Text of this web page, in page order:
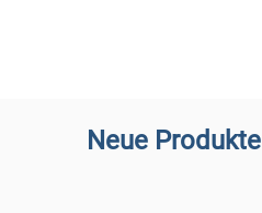
Neue Produkte